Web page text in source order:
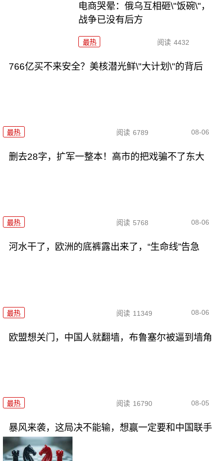
电商哭晕：俄乌互相砸\"饭碗\"，
战争已没有后方
最热 阅读 4432
766亿买不来安全？美核潜光鲜\"大计划\"的背后
最热 阅读 6789 08-06
删去28字，扩军一整本！高市的把戏骗不了东大
最热 阅读 5768 08-06
河水干了，欧洲的底裤露出来了，“生命线”告急
最热 阅读 11349 08-06
欧盟想关门，中国人就翻墙，布鲁塞尔被逼到墙角
最热 阅读 16790 08-05
暴风来袭，这局决不能输，想赢一定要和中国联手